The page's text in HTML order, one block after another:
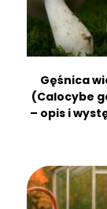
Gęśnica
(Calocybe
– opis i